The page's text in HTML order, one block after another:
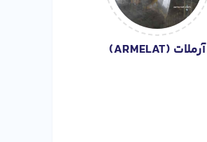
آرملات (ARMELAT)